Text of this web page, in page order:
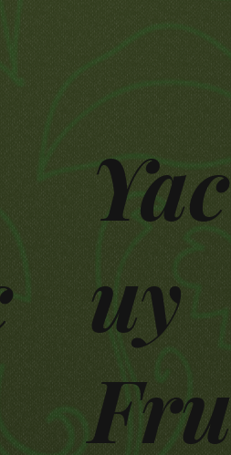
Yac
uy
Fru